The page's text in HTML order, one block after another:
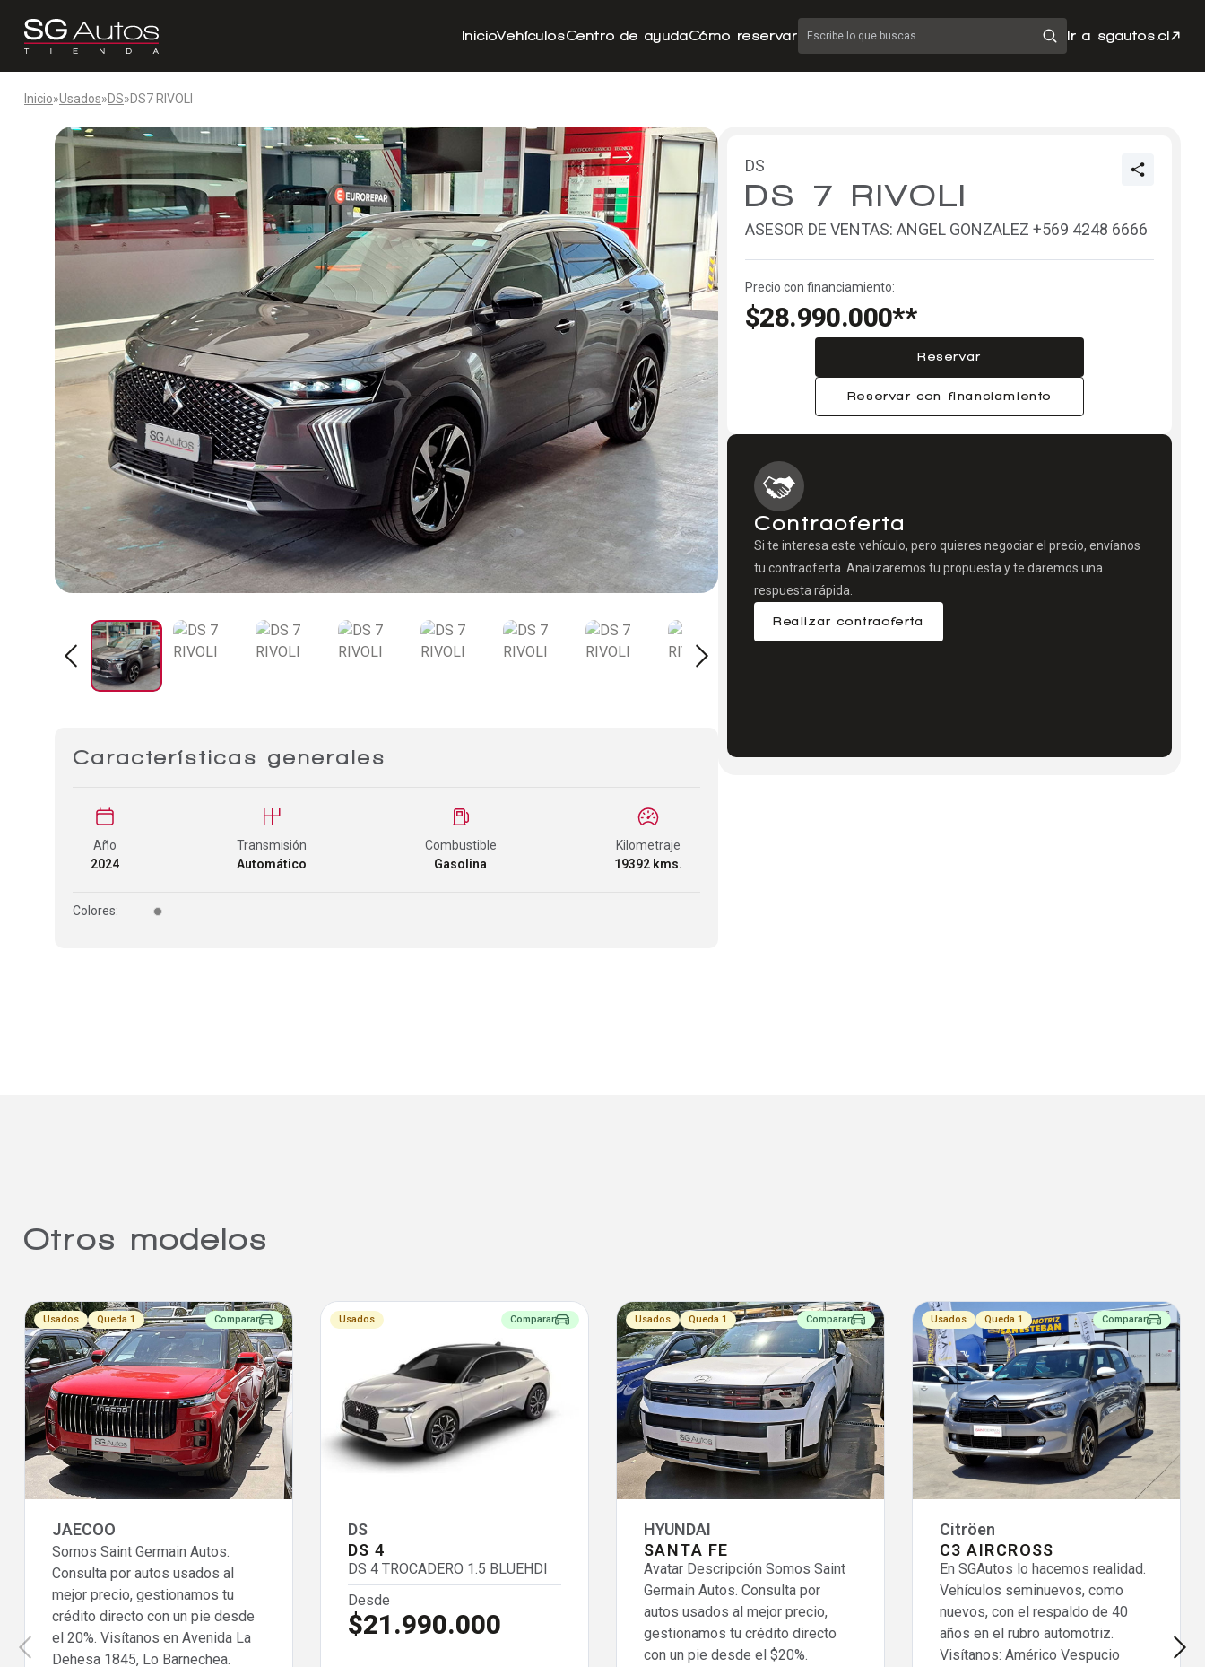
InicioVehículosCentro de ayudaCómo reservar Escribe lo que buscas Ir a sgautos.cl
Inicio»Usados»DS»DS7 RIVOLI
DS
DS 7 RIVOLI
ASESOR DE VENTAS: ANGEL GONZALEZ +569 4248 6666
Precio con financiamiento:
$28.990.000**
Reservar
Reservar con financiamiento
Contraoferta
Si te interesa este vehículo, pero quieres negociar el precio, envíanos
tu contraoferta. Analizaremos tu propuesta y te daremos una
respuesta rápida.
Realizar contraoferta
Características generales
Año
2024
Transmisión
Automático
Combustible
Gasolina
Kilometraje
19392 kms.
Colores:
Otros modelos
Usados Queda 1 Comparar
JAECOO
Somos Saint Germain Autos.
Consulta por autos usados al
mejor precio, gestionamos tu
crédito directo con un pie desde
el 20%. Visítanos en Avenida La
Dehesa 1845, Lo Barnechea.
Usados Comparar
DS
DS 4
DS 4 TROCADERO 1.5 BLUEHDI
Desde
$21.990.000
Usados Queda 1 Comparar
HYUNDAI
SANTA FE
Avatar Descripción Somos Saint
Germain Autos. Consulta por
autos usados al mejor precio,
gestionamos tu crédito directo
con un pie desde el $20%.
Usados Queda 1 Comparar
Citröen
C3 AIRCROSS
En SGAutos lo hacemos realidad.
Vehículos seminuevos, como
nuevos, con el respaldo de 40
años en el rubro automotriz.
Visítanos: Américo Vespucio